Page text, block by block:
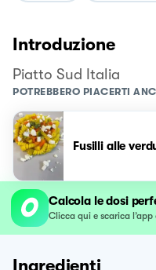
Introduzione
Piatto Sud Italia
POTREBBERO PIACERTI
Fusilli alle
Calcola le dosi
Clicca qui e scarica
Ingredienti